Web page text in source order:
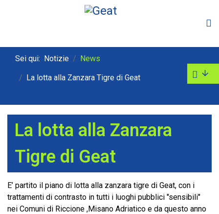
Sei qui: Notizie News
La lotta alla Zanzara Tigre di Geat
La lotta alla Zanzara
Tigre di Geat
E’ partito il piano di lotta alla zanzara tigre di Geat, con i
trattamenti di contrasto in tutti i luoghi pubblici "sensibili"
nei Comuni di Riccione ,Misano Adriatico e da questo anno